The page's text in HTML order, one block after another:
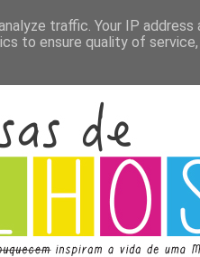
traffic. Your IP address
to ensure quality of